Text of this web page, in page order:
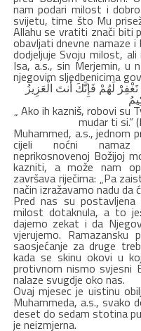
nam podari milost i
svijetu, time što Mu
Allahu se vratiti znači biti
obavljati dnevne namaze
dodjeljuje Svoju milost,
Isa, a.s., sin Merjemin, u
njegovim sljedbenicima
لَهُمْ فَإِنَّكَ أَنتَ الْعَزِيزُ
„ Ako ih kazniš, robovi su
mudar ti si.”
Muhammed, a.s., jednom
cijeli noćni namaz
neprikosnovenoj Božijoj
kazniti, a može nam
završava riječima: „Pa
način izražavamo nadu da
Pred nas su
milost dotaknula, a to
dajemo zekat i da
vjerujemo.
saosjećanje za druge
kada se skinu okovi u
protivnom nismo svjesni
nalaze svugdje oko nas.
Ovaj mjesec je uistinu
Muhammeda, a.s., svako
deset do sedam stotina
je neizmjerna.